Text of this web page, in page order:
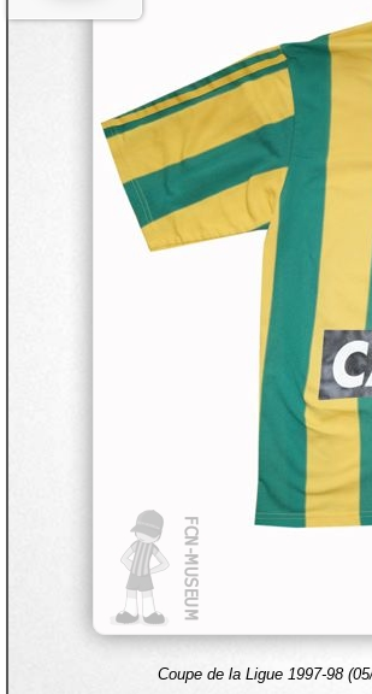
Coupe de la Ligue 1997-98